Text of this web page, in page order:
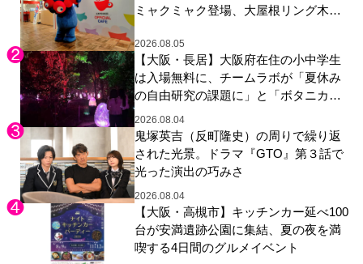
ミャクミャク登場、大屋根リング木材
展示も
2026.08.05
【大阪・長居】大阪府在住の小中学生
は入場無料に、チームラボが「夏休み
の自由研究の課題に」と「ボタニカル
ガーデン 大阪」へ招待
2026.08.04
鬼塚英吉（反町隆史）の周りで繰り返
された光景。ドラマ『GTO』第３話で
光った演出の巧みさ
2026.08.04
【大阪・高槻市】キッチンカー延べ100
台が安満遺跡公園に集結、夏の夜を満
喫する4日間のグルメイベント